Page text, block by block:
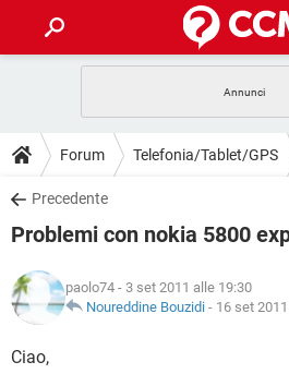
INTRATTENIMENTO
iOS
INSTAGRAM
TIKTOK
HARDWARE
GUIDE
COVID-19
INSTAGRAM
TIKTOK
HARDWARE
DOWNLOAD
COVID-19
INTRATTENIMENTO
iOS
INSTAGRAM
COVID-19
INTRATTENIMENTO
iOS
GLOSSARIO
COVID-19
Forum Telefonia/Tablet/GPS
Precedente
Problemi con nokia 5800
paolo74 - 3 set 2011 alle 19:30
Noureddine Bouzidi - 16 set
Ciao,